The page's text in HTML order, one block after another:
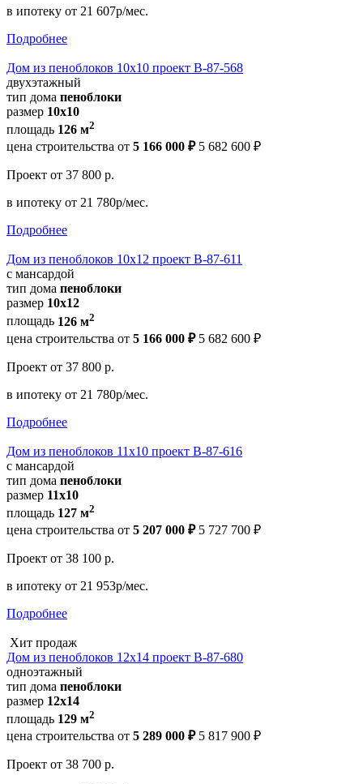
в ипотеку от 21 607р/мес.
Подробнее
Дом из пеноблоков 10х10 проект В-87-568
двухэтажный
тип дома пеноблоки
размер 10х10
площадь 126 м2
цена строительства от 5 166 000 ₽ 5 682 600 ₽
Проект от 37 800 р.
в ипотеку от 21 780р/мес.
Подробнее
Дом из пеноблоков 10х12 проект В-87-611
с мансардой
тип дома пеноблоки
размер 10x12
площадь 126 м2
цена строительства от 5 166 000 ₽ 5 682 600 ₽
Проект от 37 800 р.
в ипотеку от 21 780р/мес.
Подробнее
Дом из пеноблоков 11х10 проект В-87-616
с мансардой
тип дома пеноблоки
размер 11x10
площадь 127 м2
цена строительства от 5 207 000 ₽ 5 727 700 ₽
Проект от 38 100 р.
в ипотеку от 21 953р/мес.
Подробнее
Хит продаж
Дом из пеноблоков 12х14 проект В-87-680
одноэтажный
тип дома пеноблоки
размер 12x14
площадь 129 м2
цена строительства от 5 289 000 ₽ 5 817 900 ₽
Проект от 38 700 р.